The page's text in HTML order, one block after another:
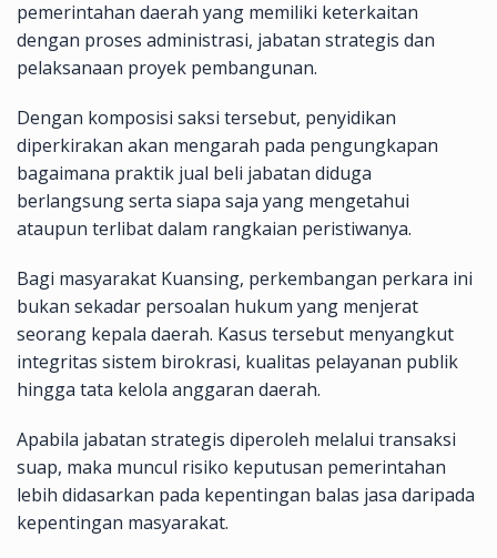
pemerintahan daerah yang memiliki keterkaitan
dengan proses administrasi, jabatan strategis dan
pelaksanaan proyek pembangunan.
Dengan komposisi saksi tersebut, penyidikan
diperkirakan akan mengarah pada pengungkapan
bagaimana praktik jual beli jabatan diduga
berlangsung serta siapa saja yang mengetahui
ataupun terlibat dalam rangkaian peristiwanya.
Bagi masyarakat Kuansing, perkembangan perkara ini
bukan sekadar persoalan hukum yang menjerat
seorang kepala daerah. Kasus tersebut menyangkut
integritas sistem birokrasi, kualitas pelayanan publik
hingga tata kelola anggaran daerah.
Apabila jabatan strategis diperoleh melalui transaksi
suap, maka muncul risiko keputusan pemerintahan
lebih didasarkan pada kepentingan balas jasa daripada
kepentingan masyarakat.